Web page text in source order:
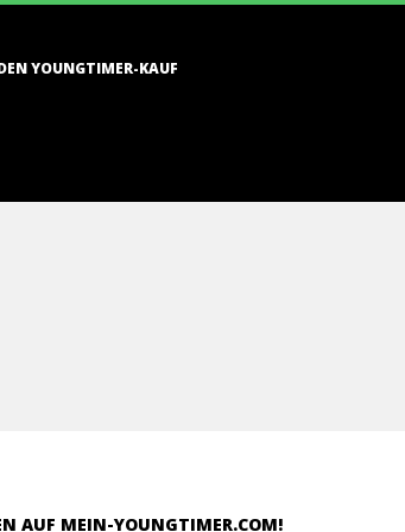
YOUNGTIMER-KAUF
AUF MEIN-YOUNGTIMER.COM!